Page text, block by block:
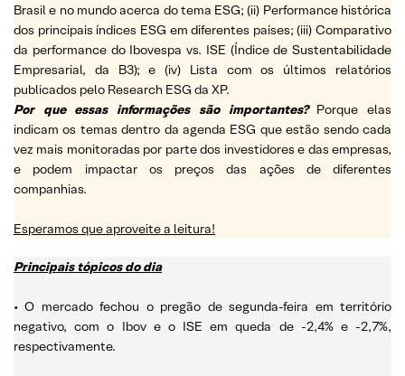
Brasil e no mundo acerca do tema ESG; (ii) Performance histórica
dos principais índices ESG em diferentes países; (iii) Comparativo
da performance do Ibovespa vs. ISE (Índice de Sustentabilidade
Empresarial, da B3); e (iv) Lista com os últimos relatórios
publicados pelo Research ESG da XP.
Por que essas informações são importantes? Porque elas
indicam os temas dentro da agenda ESG que estão sendo cada
vez mais monitoradas por parte dos investidores e das empresas,
e podem impactar os preços das ações de diferentes
companhias.
Esperamos que aproveite a leitura!
Principais tópicos do dia
• O mercado fechou o pregão de segunda-feira em território
negativo, com o Ibov e o ISE em queda de -2,4% e -2,7%,
respectivamente.